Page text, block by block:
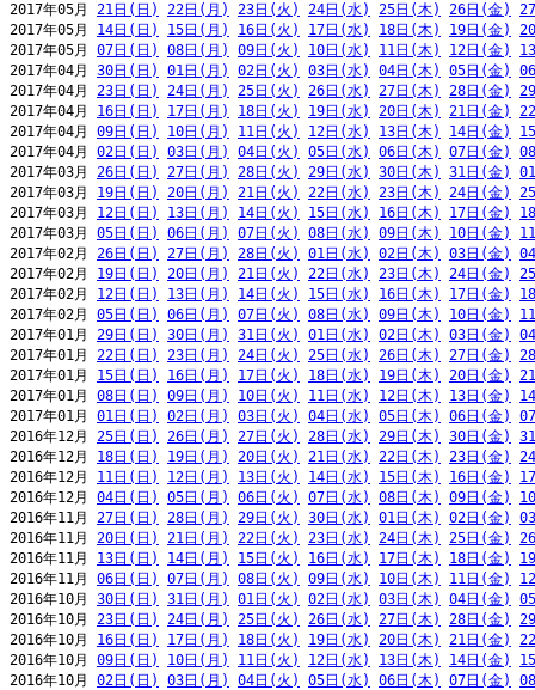
2017年05月 21日(日) 22日(月) 23日(火) 24日(水) 25日(木) 26日(金)
2017年05月 14日(日) 15日(月) 16日(火) 17日(水) 18日(木) 19日(金)
2017年05月 07日(日) 08日(月) 09日(火) 10日(水) 11日(木) 12日(金)
2017年04月 30日(日) 01日(月) 02日(火) 03日(水) 04日(木) 05日(金)
2017年04月 23日(日) 24日(月) 25日(火) 26日(水) 27日(木) 28日(金)
2017年04月 16日(日) 17日(月) 18日(火) 19日(水) 20日(木) 21日(金)
2017年04月 09日(日) 10日(月) 11日(火) 12日(水) 13日(木) 14日(金)
2017年04月 02日(日) 03日(月) 04日(火) 05日(水) 06日(木) 07日(金)
2017年03月 26日(日) 27日(月) 28日(火) 29日(水) 30日(木) 31日(金)
2017年03月 19日(日) 20日(月) 21日(火) 22日(水) 23日(木) 24日(金)
2017年03月 12日(日) 13日(月) 14日(火) 15日(水) 16日(木) 17日(金)
2017年03月 05日(日) 06日(月) 07日(火) 08日(水) 09日(木) 10日(金)
2017年02月 26日(日) 27日(月) 28日(火) 01日(水) 02日(木) 03日(金)
2017年02月 19日(日) 20日(月) 21日(火) 22日(水) 23日(木) 24日(金)
2017年02月 12日(日) 13日(月) 14日(火) 15日(水) 16日(木) 17日(金)
2017年02月 05日(日) 06日(月) 07日(火) 08日(水) 09日(木) 10日(金)
2017年01月 29日(日) 30日(月) 31日(火) 01日(水) 02日(木) 03日(金)
2017年01月 22日(日) 23日(月) 24日(火) 25日(水) 26日(木) 27日(金)
2017年01月 15日(日) 16日(月) 17日(火) 18日(水) 19日(木) 20日(金)
2017年01月 08日(日) 09日(月) 10日(火) 11日(水) 12日(木) 13日(金)
2017年01月 01日(日) 02日(月) 03日(火) 04日(水) 05日(木) 06日(金)
2016年12月 25日(日) 26日(月) 27日(火) 28日(水) 29日(木) 30日(金)
2016年12月 18日(日) 19日(月) 20日(火) 21日(水) 22日(木) 23日(金)
2016年12月 11日(日) 12日(月) 13日(火) 14日(水) 15日(木) 16日(金)
2016年12月 04日(日) 05日(月) 06日(火) 07日(水) 08日(木) 09日(金)
2016年11月 27日(日) 28日(月) 29日(火) 30日(水) 01日(木) 02日(金)
2016年11月 20日(日) 21日(月) 22日(火) 23日(水) 24日(木) 25日(金)
2016年11月 13日(日) 14日(月) 15日(火) 16日(水) 17日(木) 18日(金)
2016年11月 06日(日) 07日(月) 08日(火) 09日(水) 10日(木) 11日(金)
2016年10月 30日(日) 31日(月) 01日(火) 02日(水) 03日(木) 04日(金)
2016年10月 23日(日) 24日(月) 25日(火) 26日(水) 27日(木) 28日(金)
2016年10月 16日(日) 17日(月) 18日(火) 19日(水) 20日(木) 21日(金)
2016年10月 09日(日) 10日(月) 11日(火) 12日(水) 13日(木) 14日(金)
2016年10月 02日(日) 03日(月) 04日(火) 05日(水) 06日(木) 07日(金)